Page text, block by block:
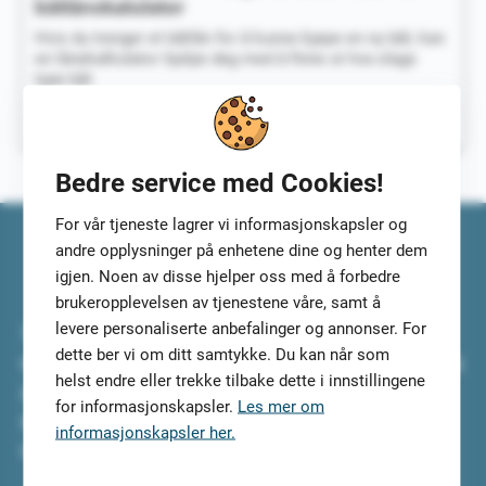
båtlånskalulator
Hvis du trenger et båtlån for å kunne kjøpe en ny båt, kan
en lånekalkulator hjelpe deg med å finne ut hva slags
type båt
Kalkulator
Regn
ut
lånet
med
vår
båtlånskalulator
Top5Credits.com har undersøkt lånene for deg. Vi har
testet lånene og lånetjenestene, slik at du kan fokusere på
å velge det som er best for deg. Sammenlign
lån og registrer deg slik at vi kan finne de 5 beste lånene
Bedre service med Cookies!
For vår tjeneste lagrer vi informasjonskapsler og
andre opplysninger på enhetene dine og henter dem
igjen. Noen av disse hjelper oss med å forbedre
brukeropplevelsen av tjenestene våre, samt å
levere personaliserte anbefalinger og annonser. For
dette ber vi om ditt samtykke. Du kan når som
helst endre eller trekke tilbake dette i innstillingene
for informasjonskapsler. Les mer om
informasjonskapsler her.